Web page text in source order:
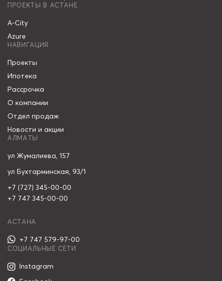
ПРОЕКТЫ В АСТАНЕ
A-City
Azure
НАВИГАЦИЯ
Проекты
Ипотека
Рассрочка
О компании
Отдел продаж
Новости и акции
АЛМАТЫ
ул Жумалиева, 157
ул Бухтарминская, 93/1
+7 (727) 345-00-00
+7 747 345-00-00
АСТАНА
+7 747 579-97-00
СОЦИАЛЬНЫЕ СЕТИ
Instagram